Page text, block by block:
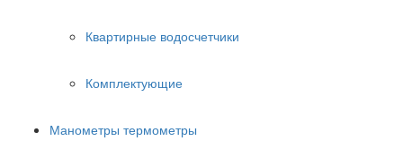
Квартирные водосчетчики
Комплектующие
Манометры термометры